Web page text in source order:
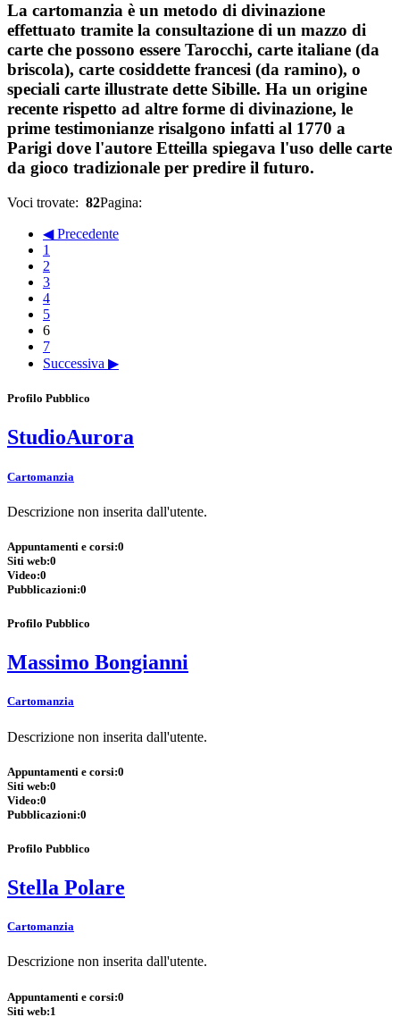
La cartomanzia è un metodo di divinazione
effettuato tramite la consultazione di un mazzo di
carte che possono essere Tarocchi, carte italiane (da
briscola), carte cosiddette francesi (da ramino), o
speciali carte illustrate dette Sibille. Ha un origine
recente rispetto ad altre forme di divinazione, le
prime testimonianze risalgono infatti al 1770 a
Parigi dove l'autore Etteilla spiegava l'uso delle carte
da gioco tradizionale per predire il futuro.
Voci trovate: 82Pagina:
◀ Precedente
1
2
3
4
5
6
7
Successiva ▶
Profilo Pubblico
StudioAurora
Cartomanzia
Descrizione non inserita dall'utente.
Appuntamenti e corsi:0
Siti web:0
Video:0
Pubblicazioni:0
Profilo Pubblico
Massimo Bongianni
Cartomanzia
Descrizione non inserita dall'utente.
Appuntamenti e corsi:0
Siti web:0
Video:0
Pubblicazioni:0
Profilo Pubblico
Stella Polare
Cartomanzia
Descrizione non inserita dall'utente.
Appuntamenti e corsi:0
Siti web:1